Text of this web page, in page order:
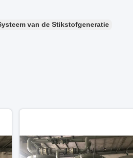
van de Stikstofgeneratie